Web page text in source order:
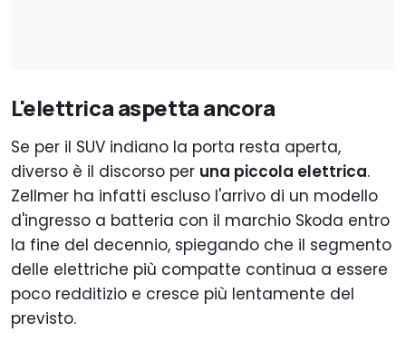
L'elettrica aspetta ancora
Se per il SUV indiano la porta resta aperta,
diverso è il discorso per una piccola elettrica.
Zellmer ha infatti escluso l'arrivo di un modello
d'ingresso a batteria con il marchio Skoda entro
la fine del decennio, spiegando che il segmento
delle elettriche più compatte continua a essere
poco redditizio e cresce più lentamente del
previsto.